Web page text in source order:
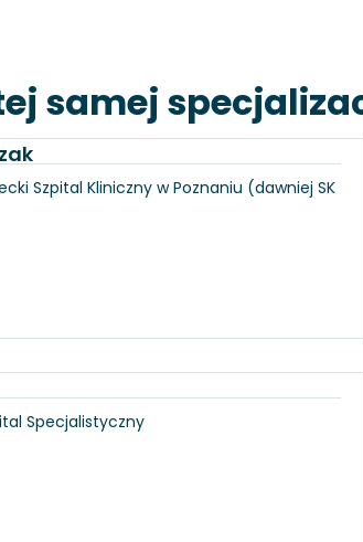
samej
Szpital Kliniczny w Poznaniu (dawniej SK
Specjalistyczny